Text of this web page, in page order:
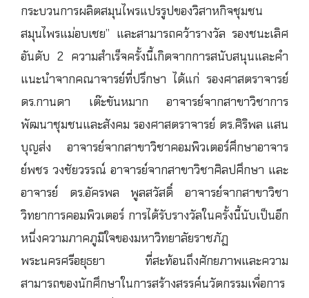
กระบวนการผลิตสมุนไพรแปรรูปของวิสาหกิจชุมชน
สมุนไพรแม่อบเชย” และสามารถคว้ารางวัล รองชนะเลิศ
อันดับ 2 ความสำเร็จครั้งนี้เกิดจากการสนับสนุนและคำ
แนะนำจากคณาจารย์ที่ปรึกษา ได้แก่ รองศาสตราจารย์
ดร.กานดา เต๊ะขันหมาก อาจารย์จากสาขาวิชาการ
พัฒนาชุมชนและสังคม รองศาสตราจารย์ ดร.ศิริพล แสน
บุญส่ง อาจารย์จากสาขาวิชาคอมพิวเตอร์ศึกษาอาจาร
ย์พชร วงชัยวรรณ์ อาจารย์จากสาขาวิชาศิลปศึกษา และ
อาจารย์ ดร.อัครพล พูลสวัสดิ์ อาจารย์จากสาขาวิชา
วิทยาการคอมพิวเตอร์ การได้รับรางวัลในครั้งนี้นับเป็นอีก
หนึ่งความภาคภูมิใจของมหาวิทยาลัยราชภัฏ
พระนครศรีอยุธยา ที่สะท้อนถึงศักยภาพและความ
สามารถของนักศึกษาในการสร้างสรรค์นวัตกรรมเพื่อการ